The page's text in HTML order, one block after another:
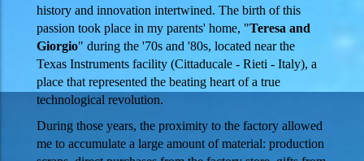
history and innovation intertwined. The birth of this
passion took place in my parents' home, "Teresa and
Giorgio" during the '70s and '80s, located near the
Texas Instruments facility (Cittaducale - Rieti - Italy), a
place that represented the beating heart of a true
technological revolution.
During those years, the proximity to the factory allowed
me to accumulate a large amount of material: production